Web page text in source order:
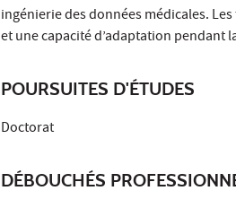
ingénierie des données médicales.
et une capacité d’adaptation pendant
POURSUITES D'ÉTUDES
Doctorat
DÉBOUCHÉS